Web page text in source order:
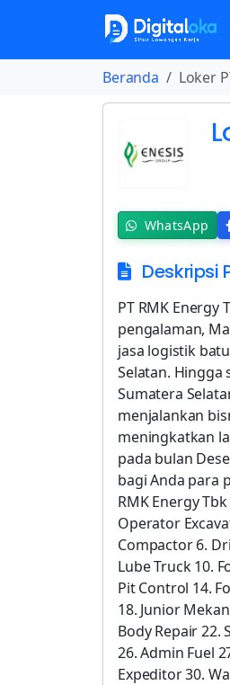
Beranda Loker
WhatsApp
Deskripsi
PT RMK
pengalaman,
jasa logistik
Selatan.
Sumatera
menjalankan
meningkatkan
pada bulan
bagi Anda para
RMK Energy
Operator
Compactor 6.
Lube Truck 10.
Pit Control 14.
18. Junior
Body Repair 22.
26. Admin Fuel
Expeditor 30.